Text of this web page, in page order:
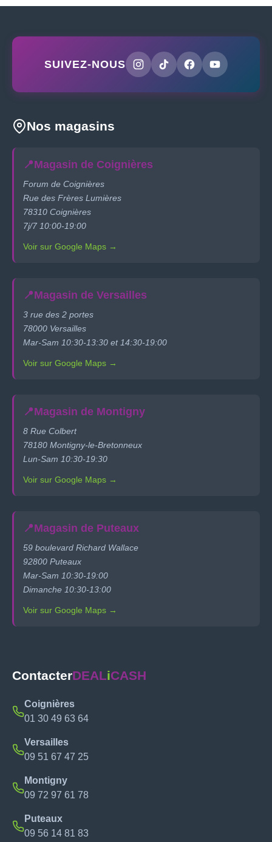
SUIVEZ-NOUS
Nos magasins
📍Magasin de Coignières
Forum de Coignières
Rue des Frères Lumières
78310 Coignières
7j/7 10:00-19:00
Voir sur Google Maps →
📍Magasin de Versailles
3 rue des 2 portes
78000 Versailles
Mar-Sam 10:30-13:30 et 14:30-19:00
Voir sur Google Maps →
📍Magasin de Montigny
8 Rue Colbert
78180 Montigny-le-Bretonneux
Lun-Sam 10:30-19:30
Voir sur Google Maps →
📍Magasin de Puteaux
59 boulevard Richard Wallace
92800 Puteaux
Mar-Sam 10:30-19:00
Dimanche 10:30-13:00
Voir sur Google Maps →
ContacterDEALiCASH
Coignières
01 30 49 63 64
Versailles
09 51 67 47 25
Montigny
09 72 97 61 78
Puteaux
09 56 14 81 83